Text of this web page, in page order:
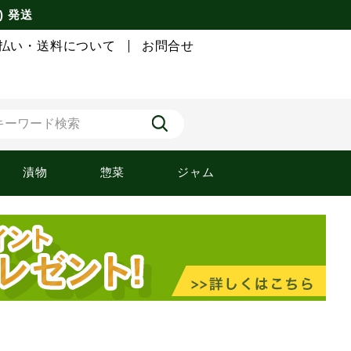
発送
い・送料について お問合せ
漬物 惣菜 ジャム